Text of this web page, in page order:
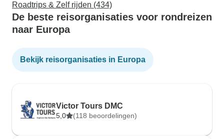
Roadtrips & Zelf rijden (434)
De beste reisorganisaties voor rondreizen
naar Europa
Bekijk reisorganisaties in Europa
Victor Tours DMC
5,0 (118 beoordelingen)